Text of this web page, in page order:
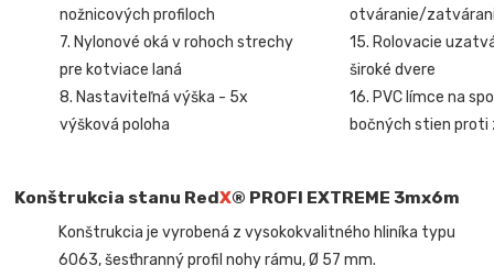
nožnicových profiloch
7. Nylonové oká v rohoch strechy
pre kotviace laná
8. Nastaviteľná výška - 5x
výšková poloha
otváranie/
15. Rolovacie
široké dvere
16. PVC límce na
bočných stien proti
Konštrukcia stanu RedX® PROFI EXTREME 3mx6m
Konštrukcia je vyrobená z vysokokvalitného hliníka typu
6063, šesťhranný profil nohy rámu, Ø 57 mm.